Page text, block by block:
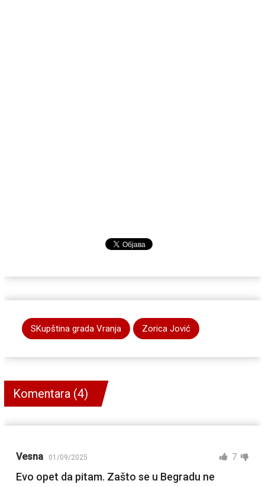
SKupština grada Vranja Zorica Jović
Komentara (4)
Vesna 01/09/2025 7
Evo opet da pitam. Zašto se u Begradu ne